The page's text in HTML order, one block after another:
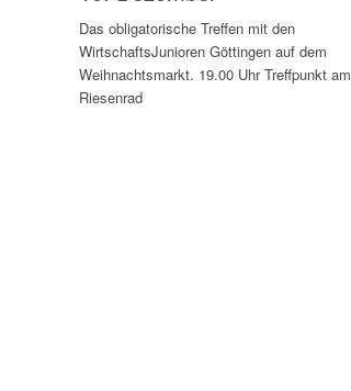
Das obligatorische Treffen mit den
WirtschaftsJunioren Göttingen auf dem
Weihnachtsmarkt. 19.00 Uhr Treffpunkt am
Riesenrad